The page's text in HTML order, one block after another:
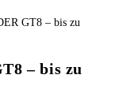
– bis zu